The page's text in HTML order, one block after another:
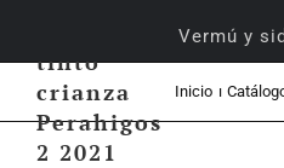
Vermú y
tinto
crianza
Perahigos
2 2021
Inicio